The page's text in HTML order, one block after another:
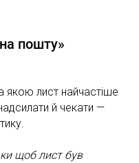
пошту»
якою лист найчастіше
й чекати —
щоб лист був